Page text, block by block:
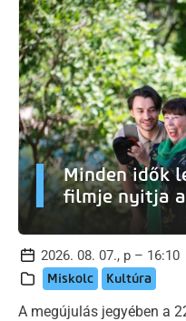
Minden idők
filmje nyitja a
2026. 08. 07., p – 16:10
Miskolc Kultúra
A megújulás jegyében a